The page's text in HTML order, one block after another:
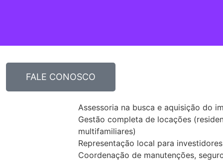
FALE CONOSCO
Assessoria na busca e aquisição do
Gestão completa de locações
multifamiliares)
Representação local para
Coordenação de manutenções,